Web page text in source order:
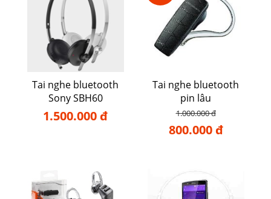
Tai nghe bluetooth
Sony SBH60
1.500.000 đ
Tai nghe bluetooth
pin lâu
1.000.000 đ
800.000 đ